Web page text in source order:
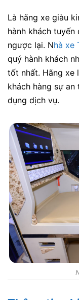
Là hãng xe giàu
hành khách tuyến
ngược lại. Nhà xe
quý hành khách
tốt nhất. Hãng xe
khách hàng sự
dụng dịch vụ.